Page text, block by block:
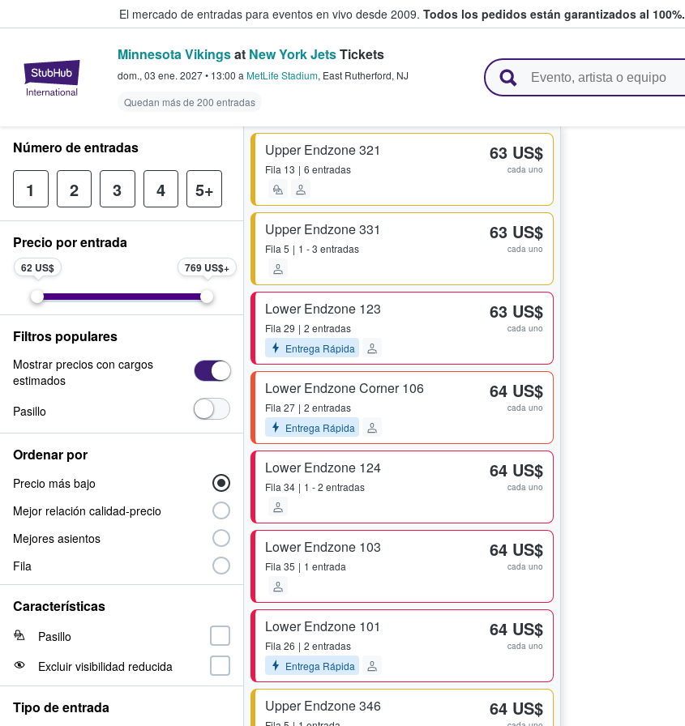
El mercado de entradas para eventos en vivo desde 2009. Todos los pedidos están garantizados al 100%.
StubHub: compra y venta de entradas entre fans
Minnesota Vikingsat New York JetsTickets
dom., 03 ene. 2027• 13:00 a MetLife Stadium, East Rutherford, NJ
Quedan más de 200 entradas
Upper Endzone 321
Fila 13 6 entradas
63 US$
cada uno
Upper Endzone 331
Fila 5 1 - 3 entradas
63 US$
cada uno
Lower Endzone 123
Fila 29
2 entradas
Entrega Rápida
63 US$
cada uno
Lower Endzone Corner 106
Fila 27
2 entradas
Entrega Rápida
64 US$
cada uno
Lower Endzone 124
Fila 34 1 - 2 entradas
64 US$
cada uno
Lower Endzone 103
Fila 35 1 entrada
64 US$
cada uno
Lower Endzone 101
Fila 26
2 entradas
Entrega Rápida
64 US$
cada uno
Upper Endzone 346 64 US$
Número de entradas
1 2 3 4 5+
Precio por entrada
62 US$ 769 US$
Filtros populares
Mostrar precios con cargos
estimados
Pasillo
Ordenar por
Precio más bajo
Mejor relación calidad-precio
Mejores asientos
Fila
Características
Pasillo
Excluir visibilidad reducida
Tipo de entrada